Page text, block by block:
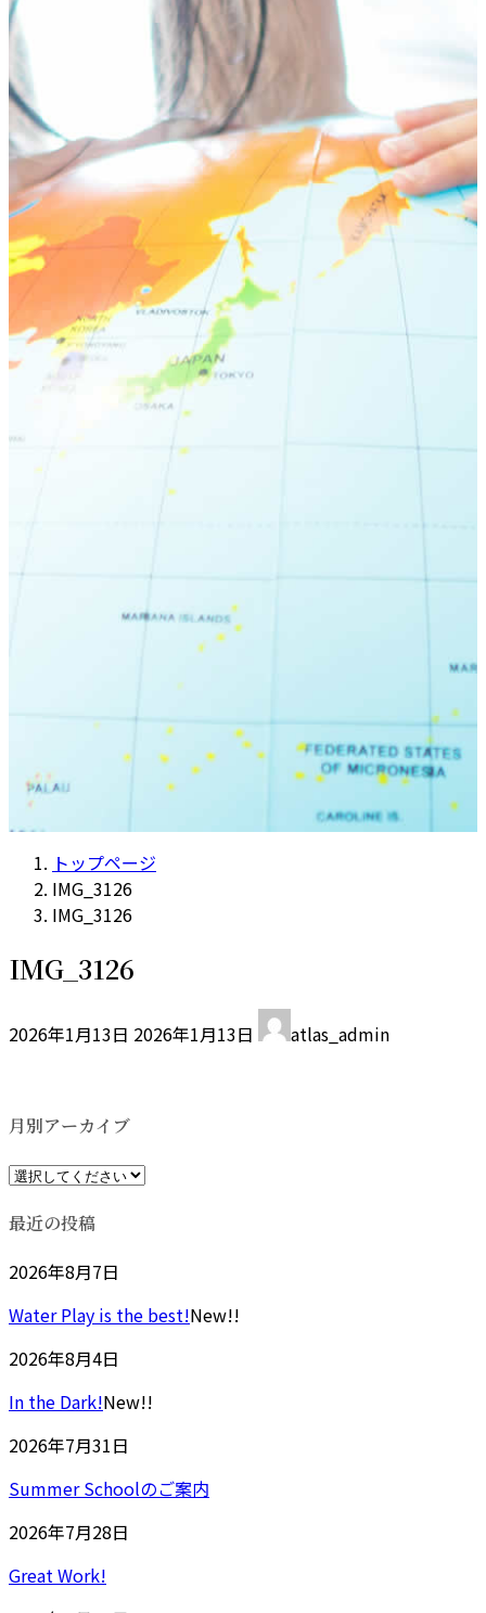
英語で世界が変わる
五反田ブログ 小学生コース
五反田ブログ 中学生コース
荻窪ブログ
下高井戸ブログ
立川ブログ
恵比寿ブログ
アクセス
お問い合わせ
Instagram
ATLAS International School Official
五反田インスタグラム
立川インスタグラム
トップページ
IMG_3126
IMG_3126
IMG_3126
2026年1月13日 終
:
2026年1月13日 atlas_admin
月別アーカイブ
最近の投稿
2026年8月7日
Water Play is the best!New!!
2026年8月4日
In the Dark!New!!
2026年7月31日
Summer Schoolのご案内
2026年7月28日
Great Work!